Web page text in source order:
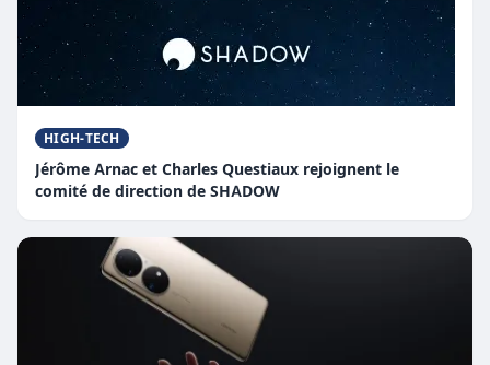
HIGH-TECH
Jérôme Arnac et Charles Questiaux rejoignent le
comité de direction de SHADOW